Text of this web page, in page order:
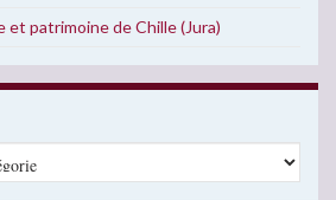
et patrimoine de Chille (Jura)